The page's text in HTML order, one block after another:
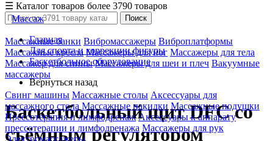
☰ Каталог товаров более 3790 товаров
Массаж
Массажные банки Вибромассажеры Виброплатформы
Массажные кресла Массажеры для ног Массажеры для тела
Массажер для спины Массажеры для шеи и плеч Вакуумные
массажеры
Свинг машины Массажные столы Аксессуары для
массажного стола Массажные накидки Массажные подушки
Прессотерапия и лимфодренаж Аксессуары к аппарату
прессотерапии и лимфодренажа Массажеры для рук
Электромассажеры
Поиск
Главная
Для спорта и коррекции фигуры
Баскетбольное оборудование
Вернуться назад
Баскетбольный щит DFC со
съёмным регулятором